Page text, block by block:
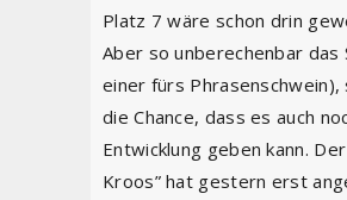
Platz 7 wäre schon drin
Aber so unberechenbar das
einer fürs
die Chance, dass es auch
Entwicklung geben kann.
Kroos” hat gestern erst